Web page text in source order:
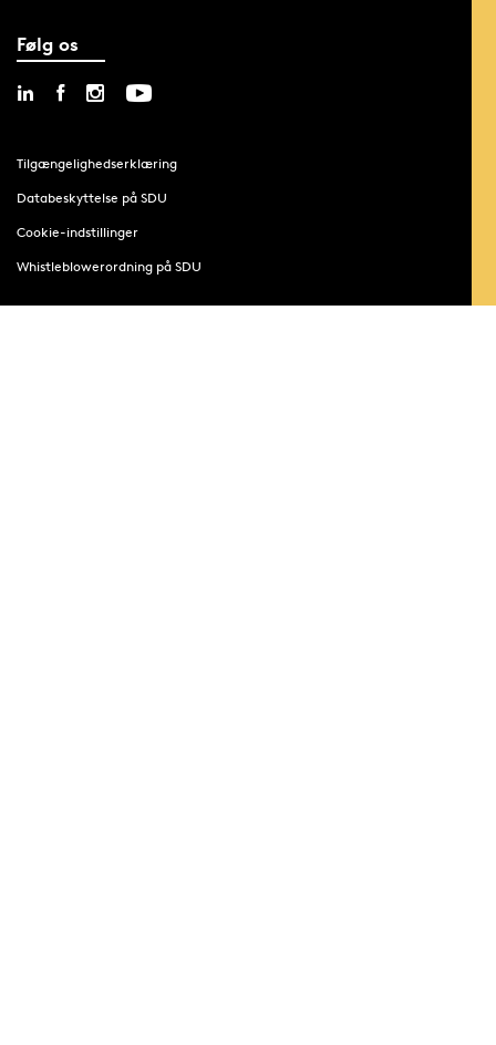
Følg os
Tilgængelighedserklæring
Databeskyttelse på SDU
Cookie-indstillinger
Whistleblowerordning på SDU